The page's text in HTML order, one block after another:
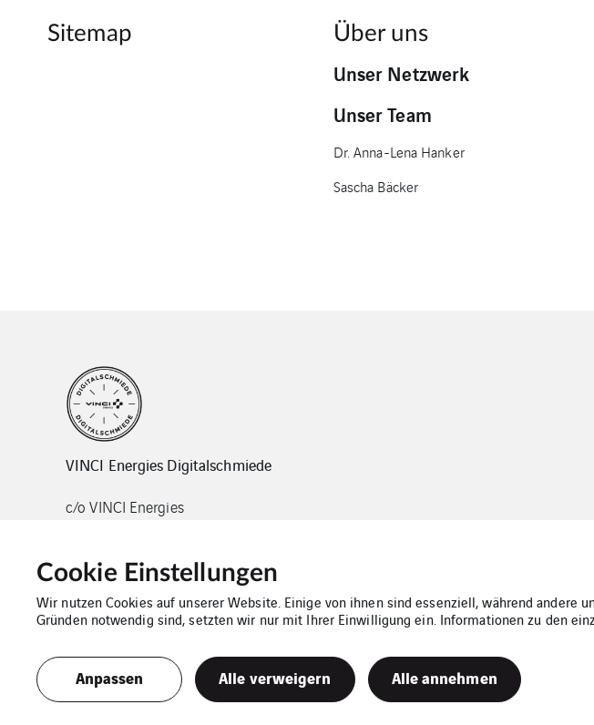
Sitemap Über uns
Unser Netzwerk
Unser Team
Dr. Anna-Lena Hanker
Sascha Bäcker
VINCI Energies Digitalschmiede
c/o VINCI Energies
Kontakt Impressum Cookies Datenschutz Sitemap
Cookie Einstellungen
Wir nutzen Cookies auf unserer Website. Einige von ihnen sind essenziell, während andere
Gründen notwendig sind, setzten wir nur mit Ihrer Einwilligung ein. Informationen zu den
Anpassen Alle verweigern Alle annehmen